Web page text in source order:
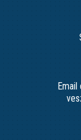
Email